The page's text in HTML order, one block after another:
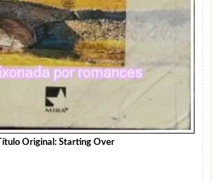
Título Original: Starting Over